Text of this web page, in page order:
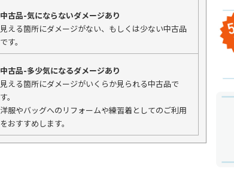
中古品-気にならないダメージあり
見える箇所にダメージがない、もしくは少ない中古品
です。
中古品-多少気になるダメージあり
見える箇所にダメージがいくらか見られる中古品で
す。
洋服やバッグへのリフォームや練習着としてのご利用
をおすすめします。